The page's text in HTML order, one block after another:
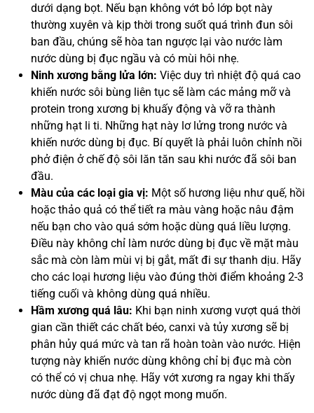
dưới dạng bọt. Nếu bạn không vớt bỏ lớp bọt này
thường xuyên và kịp thời trong suốt quá trình đun sôi
ban đầu, chúng sẽ hòa tan ngược lại vào nước làm
nước dùng bị đục ngầu và có mùi hôi nhẹ.
Ninh xương bằng lửa lớn: Việc duy trì nhiệt độ quá cao
khiến nước sôi bùng liên tục sẽ làm các mảng mỡ và
protein trong xương bị khuấy động và vỡ ra thành
những hạt li ti. Những hạt này lơ lửng trong nước và
khiến nước dùng bị đục. Bí quyết là phải luôn chỉnh nồi
phở điện ở chế độ sôi lăn tăn sau khi nước đã sôi ban
đầu.
Màu của các loại gia vị: Một số hương liệu như quế, hồi
hoặc thảo quả có thể tiết ra màu vàng hoặc nâu đậm
nếu bạn cho vào quá sớm hoặc dùng quá liều lượng.
Điều này không chỉ làm nước dùng bị đục về mặt màu
sắc mà còn làm mùi vị bị gắt, mất đi sự thanh dịu. Hãy
cho các loại hương liệu vào đúng thời điểm khoảng 2-3
tiếng cuối và không dùng quá nhiều.
Hầm xương quá lâu: Khi bạn ninh xương vượt quá thời
gian cần thiết các chất béo, canxi và tủy xương sẽ bị
phân hủy quá mức và tan rã hoàn toàn vào nước. Hiện
tượng này khiến nước dùng không chỉ bị đục mà còn
có thể có vị chua nhẹ. Hãy vớt xương ra ngay khi thấy
nước dùng đã đạt độ ngọt mong muốn.